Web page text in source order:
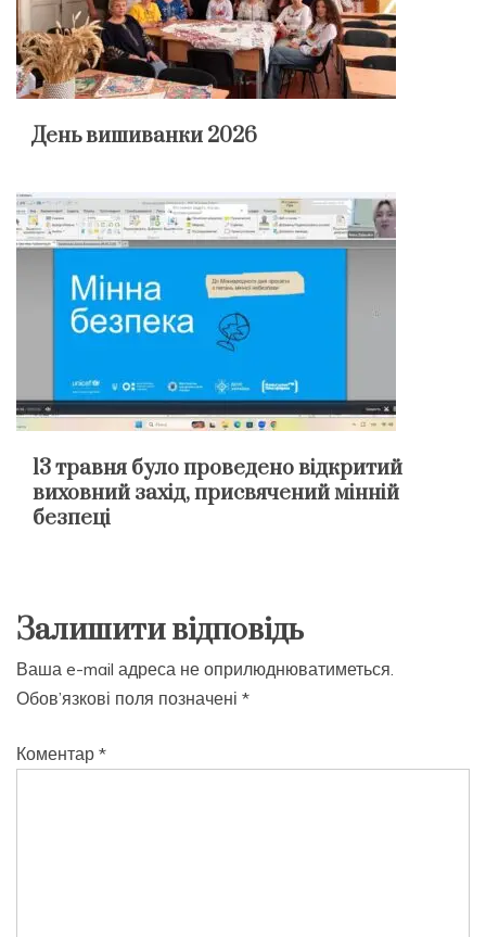
День вишиванки 2026
13 травня було проведено відкритий
виховний захід, присвячений мінній
безпеці
Залишити відповідь
Ваша e-mail адреса не оприлюднюватиметься.
Обов’язкові поля позначені *
Коментар *